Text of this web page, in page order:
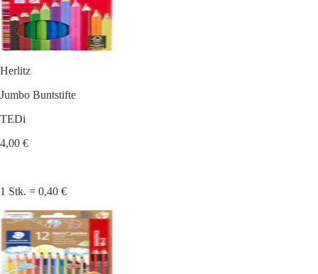
Herlitz
Jumbo Buntstifte
TEDi
4,00 €
1 Stk. = 0,40 €